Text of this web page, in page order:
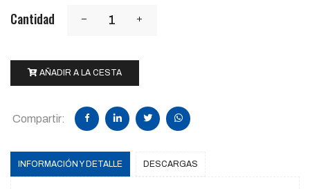
Cantidad
AÑADIR A LA CESTA
Compartir:
INFORMACIÓN Y DETALLE DESCARGAS